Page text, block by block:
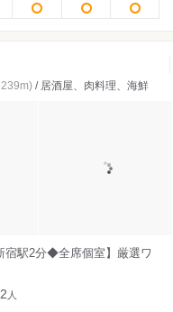
/ 居酒屋、肉料理、海鮮
宿駅2分◆全席個室】厳選ワ
人